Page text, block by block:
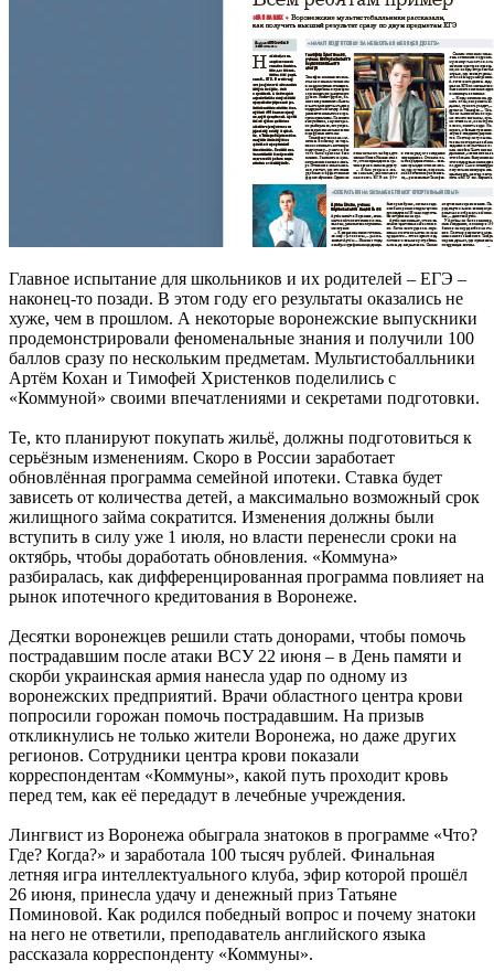
Главное испытание для школьников и их родителей – ЕГЭ –
наконец-то позади. В этом году его результаты оказались не
хуже, чем в прошлом. А некоторые воронежские выпускники
продемонстрировали феноменальные знания и получили 100
баллов сразу по нескольким предметам. Мультистобалльники
Артём Кохан и Тимофей Христенков поделились с
«Коммуной» своими впечатлениями и секретами подготовки.
Те, кто планируют покупать жильё, должны подготовиться к
серьёзным изменениям. Скоро в России заработает
обновлённая программа семейной ипотеки. Ставка будет
зависеть от количества детей, а максимально возможный срок
жилищного займа сократится. Изменения должны были
вступить в силу уже 1 июля, но власти перенесли сроки на
октябрь, чтобы доработать обновления. «Коммуна»
разбиралась, как дифференцированная программа повлияет на
рынок ипотечного кредитования в Воронеже.
Десятки воронежцев решили стать донорами, чтобы помочь
пострадавшим после атаки ВСУ 22 июня – в День памяти и
скорби украинская армия нанесла удар по одному из
воронежских предприятий. Врачи областного центра крови
попросили горожан помочь пострадавшим. На призыв
откликнулись не только жители Воронежа, но даже других
регионов. Сотрудники центра крови показали
корреспондентам «Коммуны», какой путь проходит кровь
перед тем, как её передадут в лечебные учреждения.
Лингвист из Воронежа обыграла знатоков в программе «Что?
Где? Когда?» и заработала 100 тысяч рублей. Финальная
летняя игра интеллектуального клуба, эфир которой прошёл
26 июня, принесла удачу и денежный приз Татьяне
Поминовой. Как родился победный вопрос и почему знатоки
на него не ответили, преподаватель английского языка
рассказала корреспонденту «Коммуны».